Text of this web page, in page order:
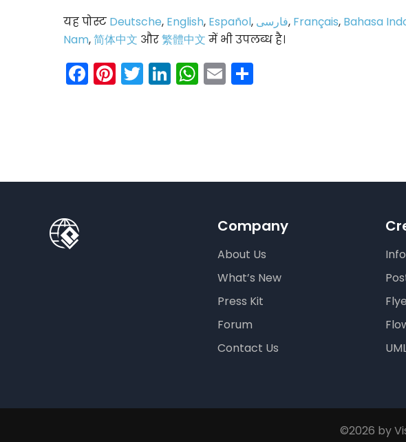
यह पोस्ट Deutsche, English, Español, فارسی, Français, Bahasa
Nam,简体中文 और繁體中文 में भी उपलब्ध है।
Facebook
Pinterest
Twitter
LinkedIn
WhatsApp
Email
Company
About Us
What’s New
Press Kit
Forum
Contact Us
©2026 by